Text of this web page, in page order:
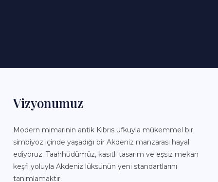
Vizyonumuz
Modern mimarinin antik Kıbrıs ufkuyla mükemmel bir
simbiyoz içinde yaşadığı bir Akdeniz manzarası hayal
ediyoruz. Taahhüdümüz, kasıtlı tasarım ve eşsiz mekan
keşfi yoluyla Akdeniz lüksünün yeni standartlarını
tanımlamaktır.